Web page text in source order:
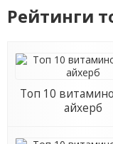
Рейтинги
Топ 10
айхерб